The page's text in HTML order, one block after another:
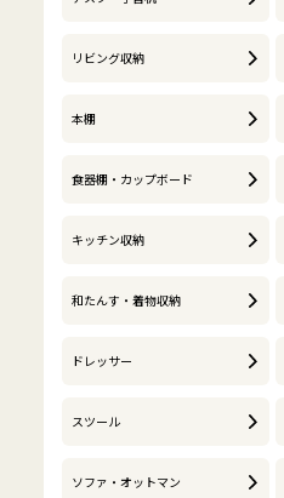
リビング収納
本棚
食器棚・カップボード
キッチン収納
和たんす・着物収納
ドレッサー
スツール
ソファ・オットマン